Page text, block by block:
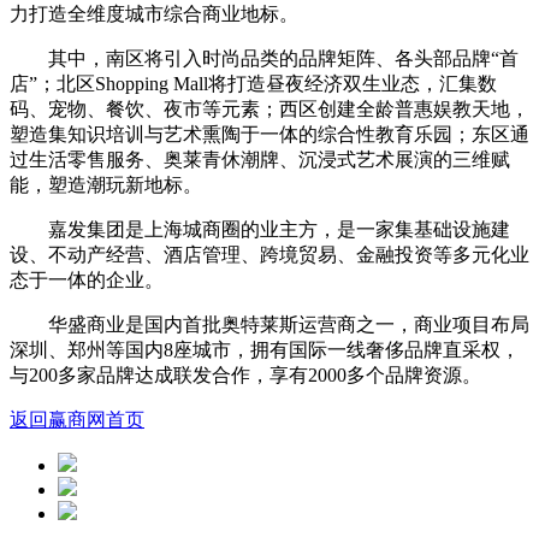
力打造全维度城市综合商业地标。
其中，南区将引入时尚品类的品牌矩阵、各头部品牌“首
店”；北区Shopping Mall将打造昼夜经济双生业态，汇集数
码、宠物、餐饮、夜市等元素；西区创建全龄普惠娱教天地，
塑造集知识培训与艺术熏陶于一体的综合性教育乐园；东区通
过生活零售服务、奥莱青休潮牌、沉浸式艺术展演的三维赋
能，塑造潮玩新地标。
嘉发集团是上海城商圈的业主方，是一家集基础设施建
设、不动产经营、酒店管理、跨境贸易、金融投资等多元化业
态于一体的企业。
华盛商业是国内首批奥特莱斯运营商之一，商业项目布局
深圳、郑州等国内8座城市，拥有国际一线奢侈品牌直采权，
与200多家品牌达成联发合作，享有2000多个品牌资源。
返回赢商网首页